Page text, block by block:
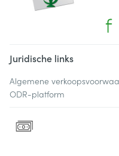
Juridische links
Algemene
ODR-platform